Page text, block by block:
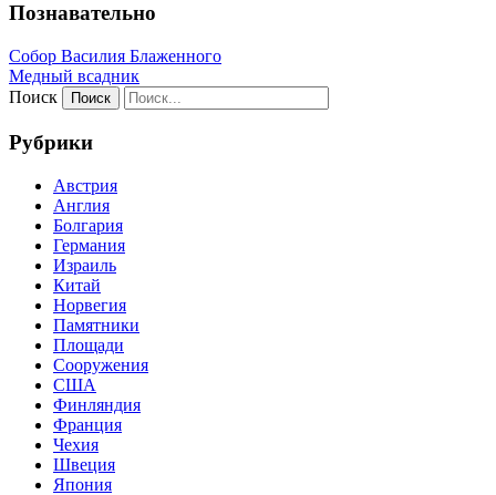
Познавательно
Собор Василия Блаженного
Медный всадник
Поиск
Рубрики
Австрия
Англия
Болгария
Германия
Израиль
Китай
Норвегия
Памятники
Площади
Сооружения
США
Финляндия
Франция
Чехия
Швеция
Япония